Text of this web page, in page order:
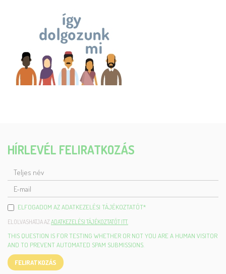
HÍRLEVÉL FELIRATKOZÁS
TELJES
NÉV
MAIL
ELFOGADOM AZ ADATKEZELÉSI TÁJÉKOZTATÓT*
ELOLVASHATJA AZ ADATKEZELÉSI TÁJÉKOZTATÓT ITT.
THIS QUESTION IS FOR TESTING WHETHER OR NOT YOU ARE A HUMAN VISITOR
AND TO PREVENT AUTOMATED SPAM SUBMISSIONS.
FELIRATKOZÁS